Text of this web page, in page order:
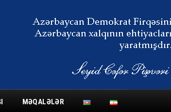
MƏQALƏLƏR